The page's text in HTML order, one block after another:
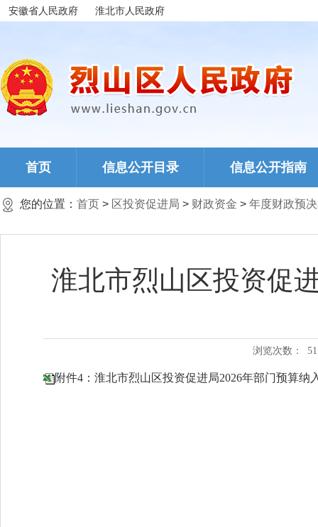
安徽省人民政府 淮北市人民政府
首页 信息公开目录 信息公开指南
您的位置： 首页 > 区投资促进局 > 财政资金 > 年度财政预
淮北市烈山区投资促
浏览次数： 51
附件4：淮北市烈山区投资促进局2026年部门预算纳